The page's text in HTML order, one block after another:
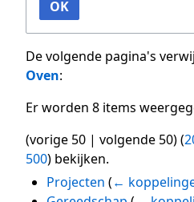
OK
De volgende pagina's
Oven:
Er worden 8 items
(vorige 50 | volgende 50) (
500) bekijken.
Projecten (←